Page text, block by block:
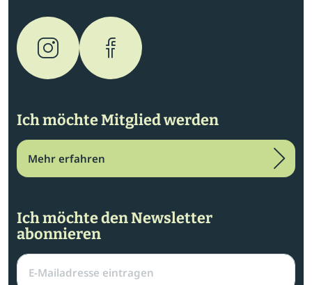
Ich möchte Mitglied werden
Mehr erfahren
Ich möchte den Newsletter
abonnieren